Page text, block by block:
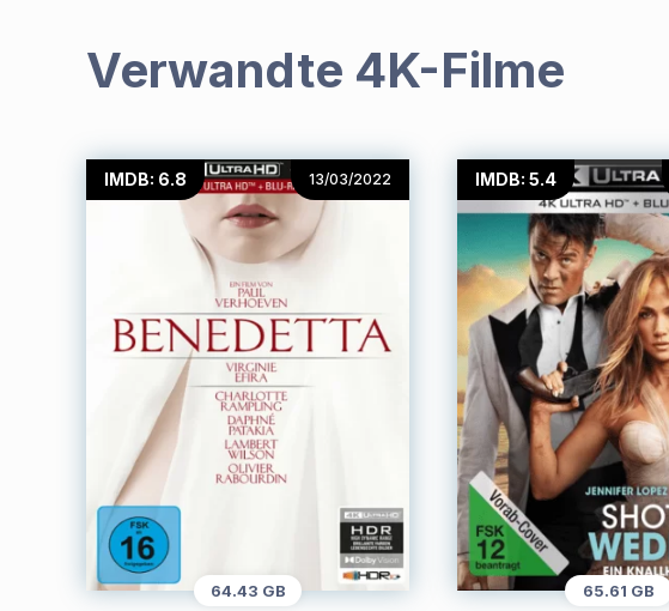
Verwandte 4K-Filme
IMDB: 6.8 13/03/2022
64.43 GB
IMDB: 5.4
65.61 GB